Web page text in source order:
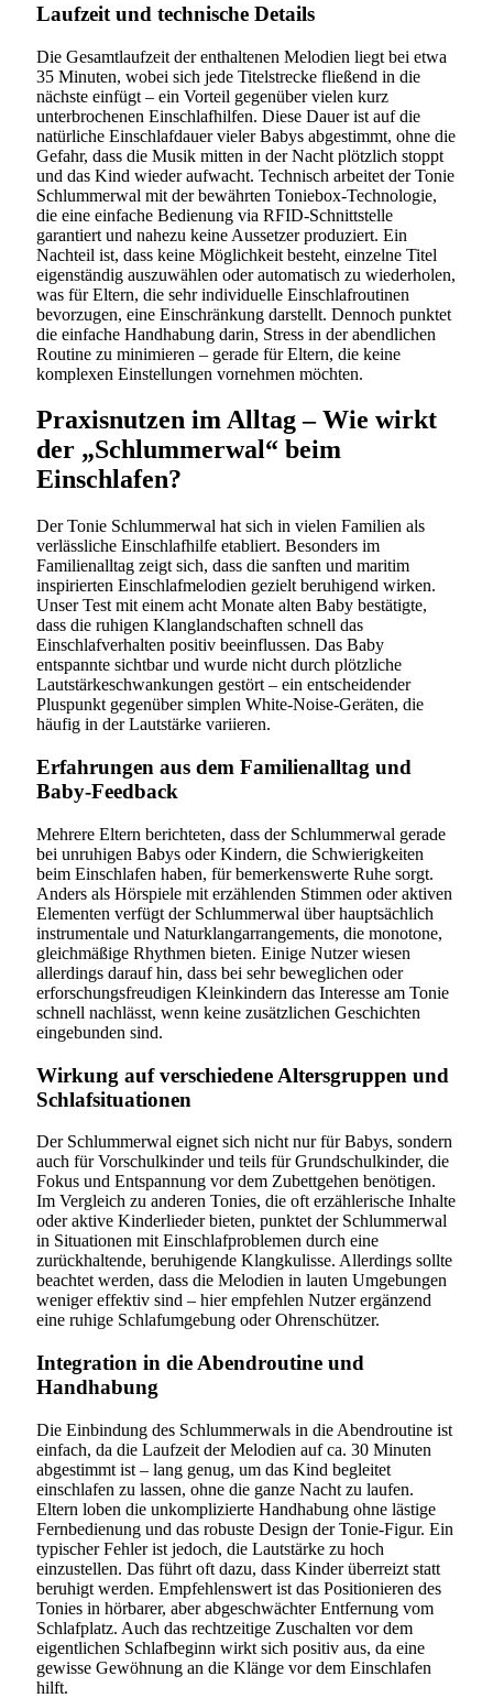
Laufzeit und technische Details
Die Gesamtlaufzeit der enthaltenen Melodien liegt bei etwa
35 Minuten, wobei sich jede Titelstrecke fließend in die
nächste einfügt – ein Vorteil gegenüber vielen kurz
unterbrochenen Einschlafhilfen. Diese Dauer ist auf die
natürliche Einschlafdauer vieler Babys abgestimmt, ohne die
Gefahr, dass die Musik mitten in der Nacht plötzlich stoppt
und das Kind wieder aufwacht. Technisch arbeitet der Tonie
Schlummerwal mit der bewährten Toniebox-Technologie,
die eine einfache Bedienung via RFID-Schnittstelle
garantiert und nahezu keine Aussetzer produziert. Ein
Nachteil ist, dass keine Möglichkeit besteht, einzelne Titel
eigenständig auszuwählen oder automatisch zu wiederholen,
was für Eltern, die sehr individuelle Einschlafroutinen
bevorzugen, eine Einschränkung darstellt. Dennoch punktet
die einfache Handhabung darin, Stress in der abendlichen
Routine zu minimieren – gerade für Eltern, die keine
komplexen Einstellungen vornehmen möchten.
Praxisnutzen im Alltag – Wie wirkt
der „Schlummerwal“ beim
Einschlafen?
Der Tonie Schlummerwal hat sich in vielen Familien als
verlässliche Einschlafhilfe etabliert. Besonders im
Familienalltag zeigt sich, dass die sanften und maritim
inspirierten Einschlafmelodien gezielt beruhigend wirken.
Unser Test mit einem acht Monate alten Baby bestätigte,
dass die ruhigen Klanglandschaften schnell das
Einschlafverhalten positiv beeinflussen. Das Baby
entspannte sichtbar und wurde nicht durch plötzliche
Lautstärkeschwankungen gestört – ein entscheidender
Pluspunkt gegenüber simplen White-Noise-Geräten, die
häufig in der Lautstärke variieren.
Erfahrungen aus dem Familienalltag und
Baby-Feedback
Mehrere Eltern berichteten, dass der Schlummerwal gerade
bei unruhigen Babys oder Kindern, die Schwierigkeiten
beim Einschlafen haben, für bemerkenswerte Ruhe sorgt.
Anders als Hörspiele mit erzählenden Stimmen oder aktiven
Elementen verfügt der Schlummerwal über hauptsächlich
instrumentale und Naturklangarrangements, die monotone,
gleichmäßige Rhythmen bieten. Einige Nutzer wiesen
allerdings darauf hin, dass bei sehr beweglichen oder
erforschungsfreudigen Kleinkindern das Interesse am Tonie
schnell nachlässt, wenn keine zusätzlichen Geschichten
eingebunden sind.
Wirkung auf verschiedene Altersgruppen und
Schlafsituationen
Der Schlummerwal eignet sich nicht nur für Babys, sondern
auch für Vorschulkinder und teils für Grundschulkinder, die
Fokus und Entspannung vor dem Zubettgehen benötigen.
Im Vergleich zu anderen Tonies, die oft erzählerische Inhalte
oder aktive Kinderlieder bieten, punktet der Schlummerwal
in Situationen mit Einschlafproblemen durch eine
zurückhaltende, beruhigende Klangkulisse. Allerdings sollte
beachtet werden, dass die Melodien in lauten Umgebungen
weniger effektiv sind – hier empfehlen Nutzer ergänzend
eine ruhige Schlafumgebung oder Ohrenschützer.
Integration in die Abendroutine und
Handhabung
Die Einbindung des Schlummerwals in die Abendroutine ist
einfach, da die Laufzeit der Melodien auf ca. 30 Minuten
abgestimmt ist – lang genug, um das Kind begleitet
einschlafen zu lassen, ohne die ganze Nacht zu laufen.
Eltern loben die unkomplizierte Handhabung ohne lästige
Fernbedienung und das robuste Design der Tonie-Figur. Ein
typischer Fehler ist jedoch, die Lautstärke zu hoch
einzustellen. Das führt oft dazu, dass Kinder überreizt statt
beruhigt werden. Empfehlenswert ist das Positionieren des
Tonies in hörbarer, aber abgeschwächter Entfernung vom
Schlafplatz. Auch das rechtzeitige Zuschalten vor dem
eigentlichen Schlafbeginn wirkt sich positiv aus, da eine
gewisse Gewöhnung an die Klänge vor dem Einschlafen
hilft.